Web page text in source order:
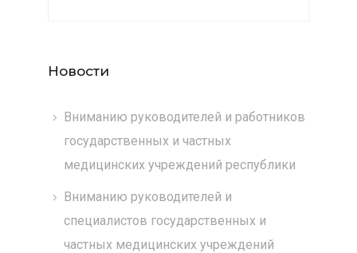
Новости
Вниманию руководителей и работников
государственных и частных
медицинских учреждений республики
Вниманию руководителей и
специалистов государственных и
частных медицинских учреждений